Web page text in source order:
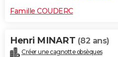
Famille COUDERC
Henri MINART (82 ans)
Créer une cagnotte obsèques